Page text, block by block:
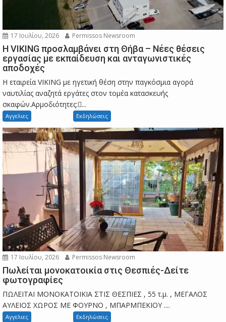
17 Ιουλίου, 2026 Permissos Newsroom
Η VIKING προσλαμβάνει στη Θήβα – Νέες θέσεις
εργασίας με εκπαίδευση και ανταγωνιστικές
αποδοχές
Η εταιρεία VIKING με ηγετική θέση στην παγκόσμια αγορά
ναυτιλίας αναζητά εργάτες στον τομέα κατασκευής
σκαφών.Αρμοδιότητες:...
Αγγελιες Εκδηλώσεις
17 Ιουλίου, 2026 Permissos Newsroom
Πωλείται μονοκατοικία στις Θεσπιές-Δείτε
φωτογραφίες
ΠΩΛΕΙΤΑΙ ΜΟΝΟΚΑΤΟΙΚΙΑ ΣΤΙΣ ΘΕΣΠΙΕΣ , 55 τ.μ. , ΜΕΓΑΛΟΣ
ΑΥΛΕΙΟΣ ΧΩΡΟΣ ΜΕ ΦΟΥΡΝΟ , ΜΠΑΡΜΠΕΚΙΟΥ ....
Αγγελιες Εκδηλώσεις